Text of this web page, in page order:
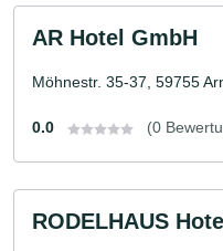
AR Hotel GmbH
Möhnestr. 35-37, 59755
0.0 (0
RODELHAUS